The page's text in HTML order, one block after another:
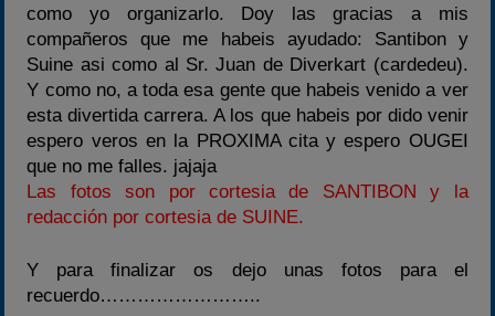
como yo organizarlo. Doy las gracias a mis
compañeros que me habeis ayudado: Santibon y
Suine asi como al Sr. Juan de Diverkart (cardedeu).
Y como no, a toda esa gente que habeis venido a ver
esta divertida carrera. A los que habeis por dido venir
espero veros en la PROXIMA cita y espero OUGEI
que no me falles. jajaja
Las fotos son por cortesia de SANTIBON y la
redacción por cortesia de SUINE.
Y para finalizar os dejo unas fotos para el
recuerdo……………………..